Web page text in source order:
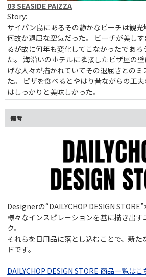
03 SEASIDE PAIZZA
Story:
サイパン島にあるその静かなビーチは観
何故か退屈な空気だった。 ビーチが美し
るが故に何年も変化してこなかったであろ
た。 海沿いのホテルに隣接したピザ屋の
げな人々が描かれていてその退屈さとのミ
た。 ピザを食べるとやはり昔ながらの工
はしっかりと美味しかった。
備考
Designerの“DAILYCHOP DESIGN STORE”
様々なインスピレーションを基に描き出す
ク。
それらを日用品に落とし込むことで、新た
ドです。
DAILYCHOP DESIGN STORE 商品一覧はこ